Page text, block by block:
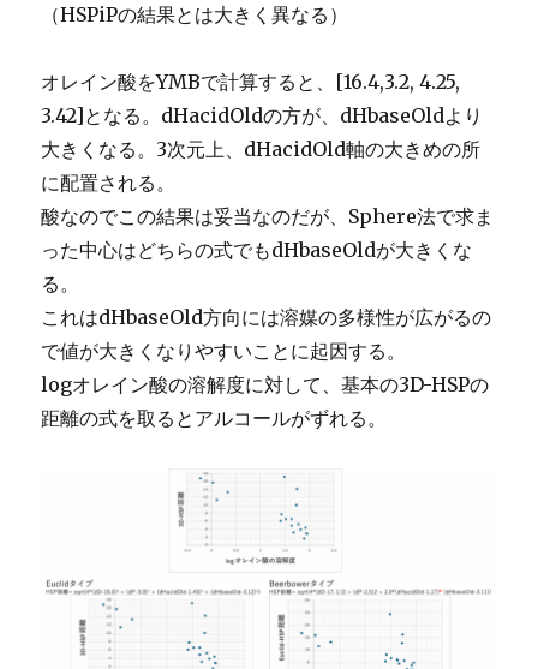
（HSPiPの結果とは大きく異なる）
オレイン酸をYMBで計算すると、[16.4,3.2, 4.25,
3.42]となる。dHacidOldの方が、dHbaseOldより
大きくなる。3次元上、dHacidOld軸の大きめの所
に配置される。
酸なのでこの結果は妥当なのだが、Sphere法で求ま
った中心はどちらの式でもdHbaseOldが大きくな
る。
これはdHbaseOld方向には溶媒の多様性が広がるの
で値が大きくなりやすいことに起因する。
logオレイン酸の溶解度に対して、基本の3D-HSPの
距離の式を取るとアルコールがずれる。